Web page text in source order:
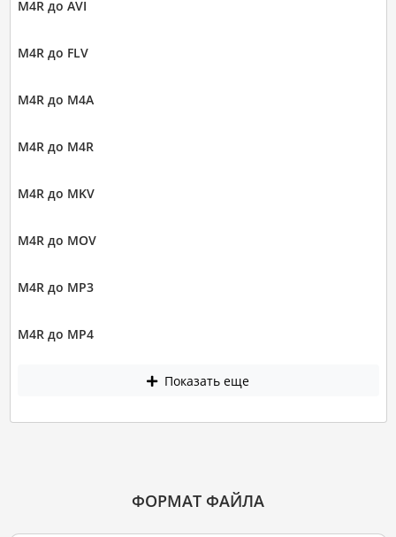
M4R до AVI
M4R до FLV
M4R до M4A
M4R до M4R
M4R до MKV
M4R до MOV
M4R до MP3
M4R до MP4
Показать еще
ФОРМАТ ФАЙЛА